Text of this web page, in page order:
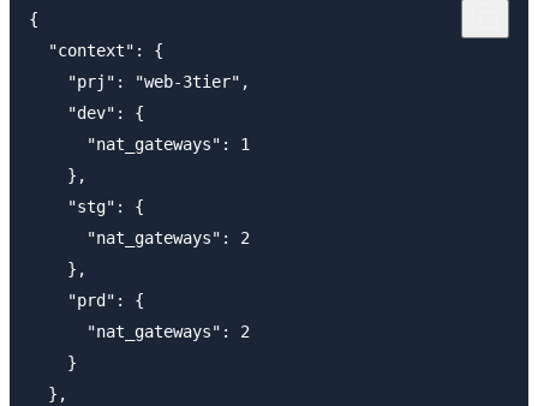
{
  "context": {
    "prj": "web-3tier",
    "dev": {
      "nat_gateways": 1
    },
    "stg": {
      "nat_gateways": 2
    },
    "prd": {
      "nat_gateways": 2
    }
  },